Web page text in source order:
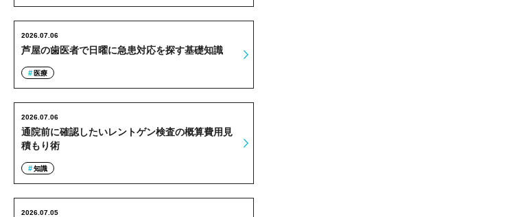
芦屋の歯医者で日曜に急患対応を探す基礎知識
2026.07.06
医療
通院前に確認したいレントゲン検査の概算費用見
積もり術
2026.07.06
知識
2026.07.05